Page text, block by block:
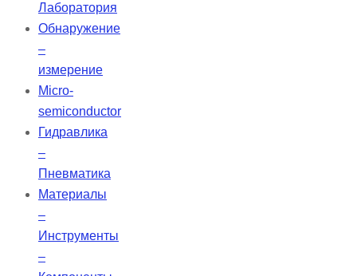
Лаборатория
Обнаружение
–
измерение
Micro-
semiconductor
Гидравлика
–
Пневматика
Материалы
–
Инструменты
–